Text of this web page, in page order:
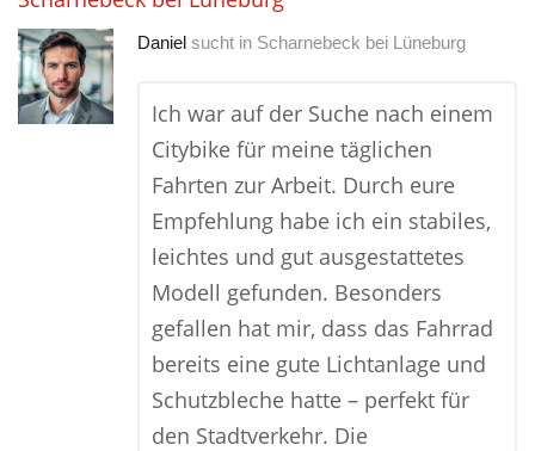
Daniel sucht in Scharnebeck bei Lüneburg
Ich war auf der Suche nach einem
Citybike für meine täglichen
Fahrten zur Arbeit. Durch eure
Empfehlung habe ich ein stabiles,
leichtes und gut ausgestattetes
Modell gefunden. Besonders
gefallen hat mir, dass das Fahrrad
bereits eine gute Lichtanlage und
Schutzbleche hatte – perfekt für
den Stadtverkehr. Die